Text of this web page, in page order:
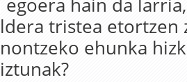
egoera hain da
tristea etortzen
ehunka